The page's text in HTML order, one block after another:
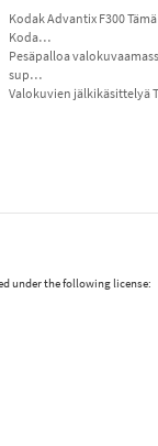
Kodak Advantix F300
Koda…
Pesäpalloa
sup…
Valokuvien jälkikäsittelyä
under the following license: